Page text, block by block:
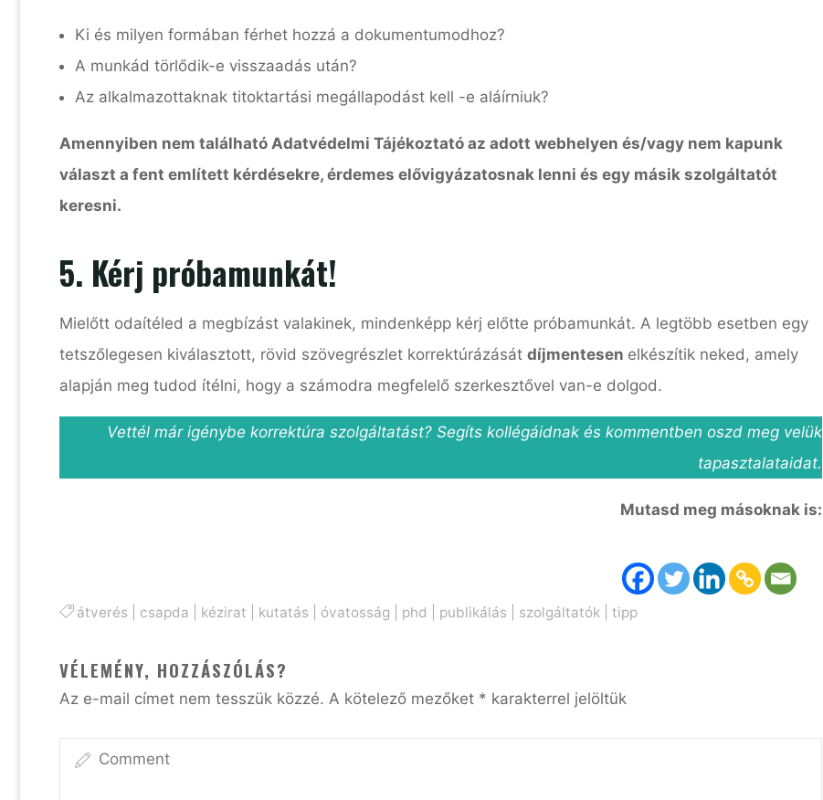
Ki és milyen formában férhet hozzá a dokumentumodhoz?
A munkád törlődik-e visszaadás után?
Az alkalmazottaknak titoktartási megállapodást kell -e aláírniuk?
Amennyiben nem található Adatvédelmi Tájékoztató az adott webhelyen és/vagy nem kapunk
választ a fent említett kérdésekre, érdemes elővigyázatosnak lenni és egy másik szolgáltatót
keresni.
5. Kérj próbamunkát!
Mielőtt odaítéled a megbízást valakinek, mindenképp kérj előtte próbamunkát. A legtöbb esetben egy
tetszőlegesen kiválasztott, rövid szövegrészlet korrektúrázását díjmentesen elkészítik neked, amely
alapján meg tudod ítélni, hogy a számodra megfelelő szerkesztővel van-e dolgod.
Vettél már igénybe korrektúra szolgáltatást? Segíts kollégáidnak és kommentben oszd meg velük
tapasztalataidat.
Mutasd meg másoknak is:
átverés csapda kézirat kutatás óvatosság phd publikálás szolgáltatók tipp
VÉLEMÉNY, HOZZÁSZÓLÁS?
Az e-mail címet nem tesszük közzé. A kötelező mezőket * karakterrel jelöltük